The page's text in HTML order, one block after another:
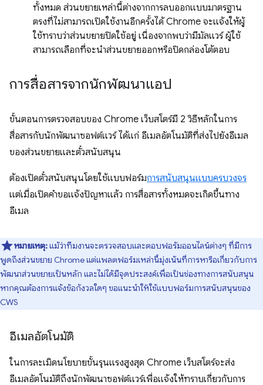
ทั้งหมด ส่วนขยายเหล่านี้ต่างจากการลบออกแบบมาตรฐาน
ตรงที่ไม่สามารถเปิดใช้งานอีกครั้งได้ Chrome จะแจ้งให้ผู้
ใช้ทราบว่าส่วนขยายปิดใช้อยู่ เนื่องจากพบว่ามีมัลแวร์ ผู้ใช้
สามารถเลือกที่จะนำส่วนขยายออกหรือปิดกล่องโต้ตอบ
การสื่อสารจากนักพัฒนาแอป
ขั้นตอนการตรวจสอบของ Chrome เว็บสโตร์มี 2 วิธีหลักในการ
สื่อสารกับนักพัฒนาซอฟต์แวร์ ได้แก่ อีเมลอัตโนมัติที่ส่งไปยังอีเมล
ของส่วนขยายและตั๋วสนับสนุน
ต้องเปิดตั๋วสนับสนุนโดยใช้แบบฟอร์มการสนับสนุนแบบครบวงจร
แต่เมื่อเปิดคำขอแจ้งปัญหาแล้ว การสื่อสารทั้งหมดจะเกิดขึ้นทาง
อีเมล
หมายเหตุ:แม้ว่าทีมงานจะตรวจสอบและตอบฟอรัมออนไลน์ต่างๆ ที่มีการ
พูดถึงส่วนขยาย Chrome แต่แพลตฟอร์มเหล่านี้มุ่งเน้นที่การหารือเกี่ยวกับการ
พัฒนาส่วนขยายเป็นหลัก และไม่ได้มีจุดประสงค์เพื่อเป็นช่องทางการสนับสนุน
หากคุณต้องการแจ้งข้อกังวลใดๆ ขอแนะนำให้ใช้แบบฟอร์มการสนับสนุนของ
CWS
อีเมลอัตโนมัติ
ในการละเมิดนโยบายขั้นรุนแรงสูงสุด Chrome เว็บสโตร์จะส่ง
อีเมลอัตโนมัติถึงนักพัฒนาซอฟต์แวร์เพื่อแจ้งให้ทราบเกี่ยวกับการ